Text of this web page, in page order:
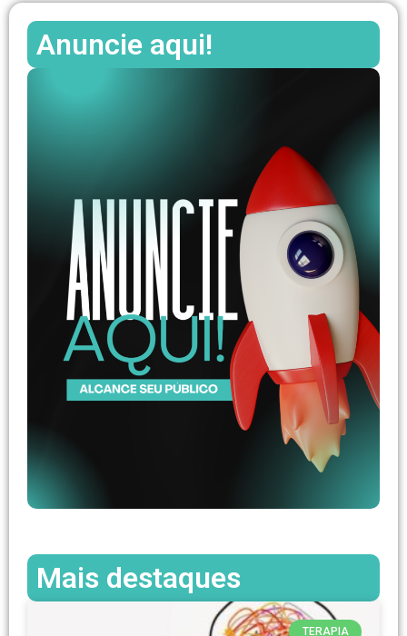
Anuncie aqui!
Mais destaques
TERAPIA